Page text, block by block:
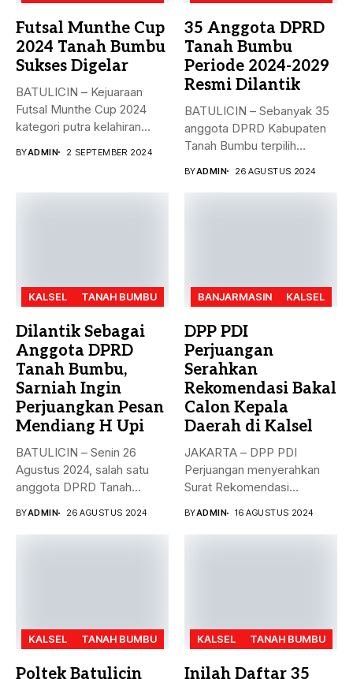
Futsal Munthe Cup
2024 Tanah Bumbu
Sukses Digelar
BATULICIN – Kejuaraan
Futsal Munthe Cup 2024
kategori putra kelahiran
BYADMIN 2 SEPTEMBER 2024
35 Anggota DPRD
Tanah Bumbu
Periode 2024-2029
Resmi Dilantik
BATULICIN – Sebanyak 35
anggota DPRD Kabupaten
Tanah Bumbu terpilih
BYADMIN 26 AGUSTUS 2024
KALSEL TANAH BUMBU
Dilantik Sebagai
Anggota DPRD
Tanah Bumbu,
Sarniah Ingin
Perjuangkan Pesan
Mendiang H Upi
BATULICIN – Senin 26
Agustus 2024, salah satu
anggota DPRD Tanah
BYADMIN 26 AGUSTUS 2024
BANJARMASIN KALSEL
DPP PDI
Perjuangan
Serahkan
Rekomendasi Bakal
Calon Kepala
Daerah di Kalsel
JAKARTA – DPP PDI
Perjuangan menyerahkan
Surat Rekomendasi
BYADMIN 16 AGUSTUS 2024
KALSEL TANAH BUMBU
Poltek Batulicin
KALSEL TANAH BUMBU
Inilah Daftar 35